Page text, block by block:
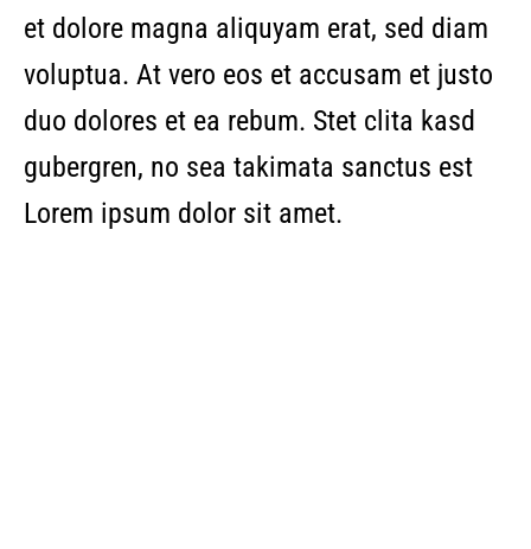
et dolore magna aliquyam erat, sed diam
voluptua. At vero eos et accusam et justo
duo dolores et ea rebum. Stet clita kasd
gubergren, no sea takimata sanctus est
Lorem ipsum dolor sit amet.